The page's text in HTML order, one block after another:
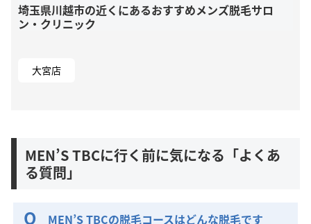
埼玉県川越市の近くにあるおすすめメンズ脱毛サロ
ン・クリニック
大宮店
MEN’S TBCに行く前に気になる「よくあ
る質問」
MEN’S TBCの脱毛コースはどんな脱毛です